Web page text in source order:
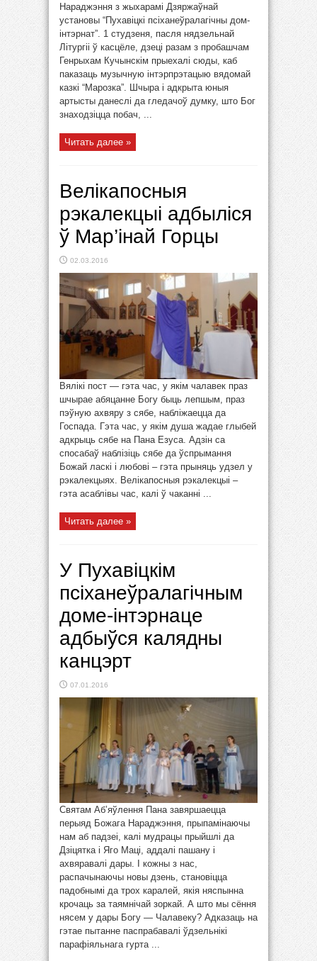
Нараджэння з жыхарамі Дзяржаўнай
установы “Пухавіцкі псіханеўралагічны дом-
інтэрнат”. 1 студзеня, пасля нядзельнай
Літургіі ў касцёле, дзеці разам з пробашчам
Генрыхам Кучынскім прыехалі сюды, каб
паказаць музычную інтэрпрэтацыю вядомай
казкі “Марозка”. Шчыра і адкрыта юныя
артысты данеслі да гледачоў думку, што Бог
знаходзіцца побач, ...
Читать далее »
Велікапосныя
рэкалекцыі адбыліся
ў Мар’інай Горцы
02.03.2016
Вялікі пост — гэта час, у якім чалавек праз
шчырае абяцанне Богу быць лепшым, праз
пэўную ахвяру з сябе, набліжаецца да
Госпада. Гэта час, у якім душа жадае глыбей
адкрыць сябе на Пана Езуса. Адзін са
спосабаў наблізіць сябе да ўспрымання
Божай ласкі і любові – гэта прыняць удзел у
рэкалекцыях. Велікапосныя рэкалекцыі –
гэта асаблівы час, калі ў чаканні ...
Читать далее »
У Пухавіцкім
псіханеўралагічным
доме-інтэрнаце
адбыўся калядны
канцэрт
07.01.2016
Святам Аб’яўлення Пана завяршаецца
перыяд Божага Нараджэння, прыпамінаючы
нам аб падзеі, калі мудрацы прыйшлі да
Дзіцятка і Яго Маці, аддалі пашану і
ахвяравалі дары. І кожны з нас,
распачынаючы новы дзень, становіцца
падобнымі да трох каралей, якія няспынна
крочаць за таямнічай зоркай. А што мы сёння
нясем у дары Богу — Чалавеку? Адказаць на
гэтае пытанне паспрабавалі ўдзельнікі
парафіяльнага гурта ...